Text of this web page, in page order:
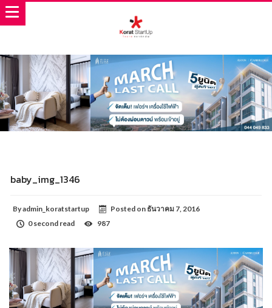
baby_img_1346
Byadmin_koratstartup Posted on ธันวาคม 7, 2016
0 second read
987